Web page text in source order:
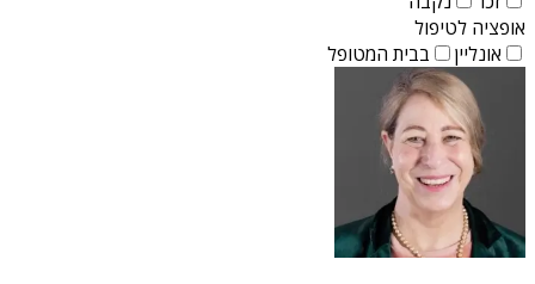
אופציה לטיפול
אונליין
בבית המטופל